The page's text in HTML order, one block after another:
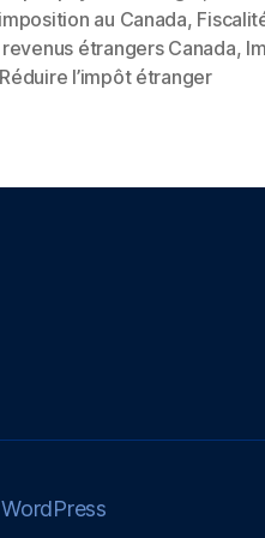
Canada
:
Essentiel
au Canada,
étrangers Canada,
Réduire l’impôt étranger